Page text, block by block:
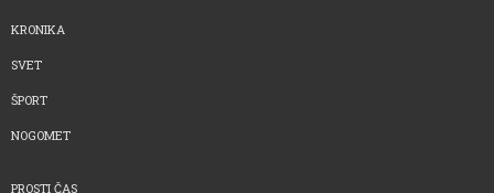
KRONIKA
SVET
ŠPORT
NOGOMET
PROSTI ČAS